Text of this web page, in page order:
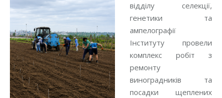
відділу селекції,
генетики та
ампелографії
Інституту провели
комплекс робіт з
ремонту
виноградників та
посадки щеплених